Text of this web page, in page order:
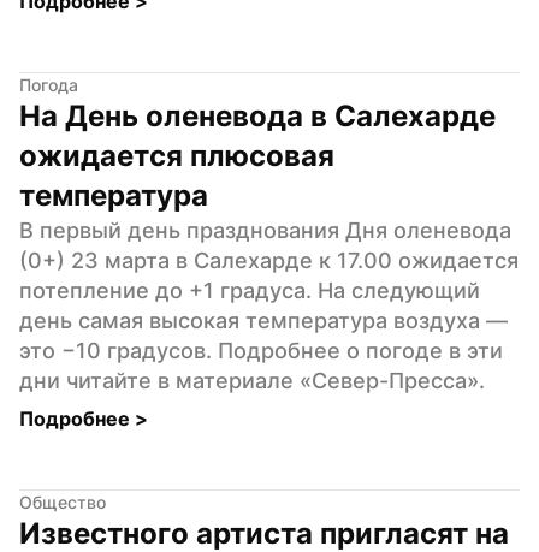
Погода
На День оленевода в Салехарде
ожидается плюсовая
температура
В первый день празднования Дня оленевода
(0+) 23 марта в Салехарде к 17.00 ожидается
потепление до +1 градуса. На следующий
день самая высокая температура воздуха —
это −10 градусов. Подробнее о погоде в эти
дни читайте в материале «Север-Пресса».
Подробнее >
Общество
Известного артиста пригласят на